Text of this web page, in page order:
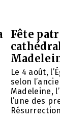
Fête
Le 4 août,
selon
Madeleine,
l’une des